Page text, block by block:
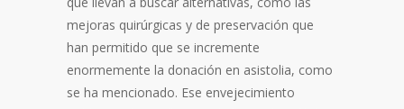
mejoras quirúrgicas y de preservación que
han permitido que se incremente
enormemente la donación en asistolia, como
se ha mencionado. Ese envejecimiento